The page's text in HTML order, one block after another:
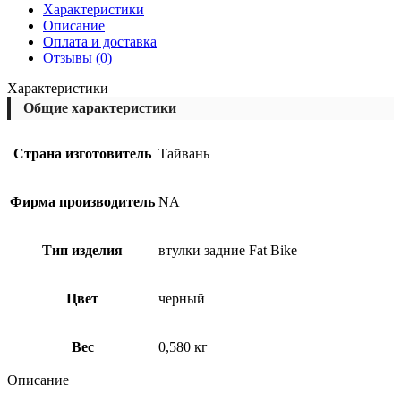
Характеристики
Описание
Оплата и доставка
Отзывы (0)
Характеристики
Общие характеристики
Страна изготовитель Тайвань
Фирма производитель NA
Тип изделия втулки задние Fat Bike
Цвет черный
Вес 0,580 кг
Описание